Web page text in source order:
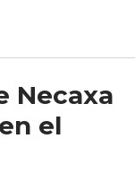
Necaxa
el